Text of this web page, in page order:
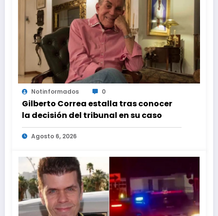
Notinformados 0
Gilberto Correa estalla tras conocer
la decisión del tribunal en su caso
Agosto 6, 2026